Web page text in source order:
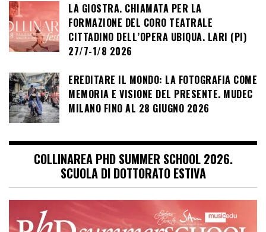
LA GIOSTRA. CHIAMATA PER LA
FORMAZIONE DEL CORO TEATRALE
CITTADINO DELL’OPERA UBIQUA. LARI (PI)
27/7-1/8 2026
EREDITARE IL MONDO: LA FOTOGRAFIA COME
MEMORIA E VISIONE DEL PRESENTE. MUDEC
MILANO FINO AL 28 GIUGNO 2026
COLLINAREA PHD SUMMER SCHOOL 2026.
SCUOLA DI DOTTORATO ESTIVA